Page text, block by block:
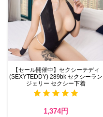
【セール開催中】セクシーテディ
(SEXYTEDDY) 289bk セクシーラン
ジェリー セクシー下着
1,374円